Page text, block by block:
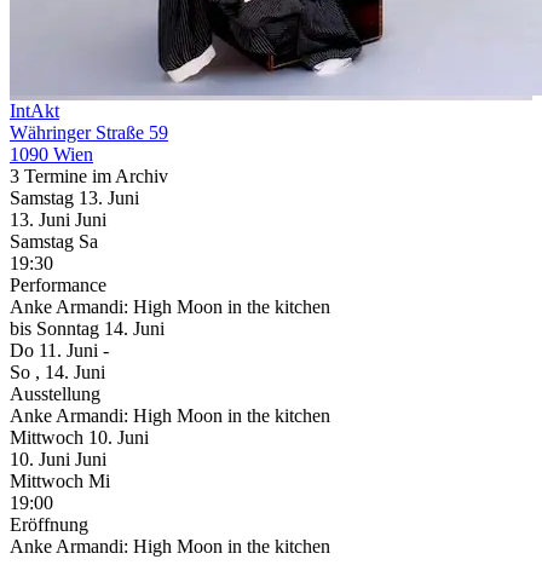
IntAkt
Währinger Straße 59
1090 Wien
3 Termine im Archiv
Samstag 13. Juni
13. Juni Juni
Samstag Sa
19:30
Performance
Anke Armandi: High Moon in the kitchen
bis Sonntag 14. Juni
Do 11. Juni -
So , 14. Juni
Ausstellung
Anke Armandi: High Moon in the kitchen
Mittwoch 10. Juni
10. Juni Juni
Mittwoch Mi
19:00
Eröffnung
Anke Armandi: High Moon in the kitchen